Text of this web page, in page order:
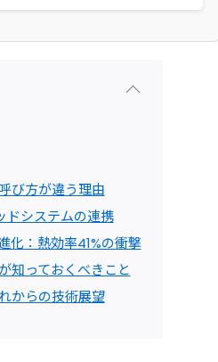
び方が違う理由
ドシステムの連携
化：熱効率41%の衝撃
知っておくべきこと
からの技術展望